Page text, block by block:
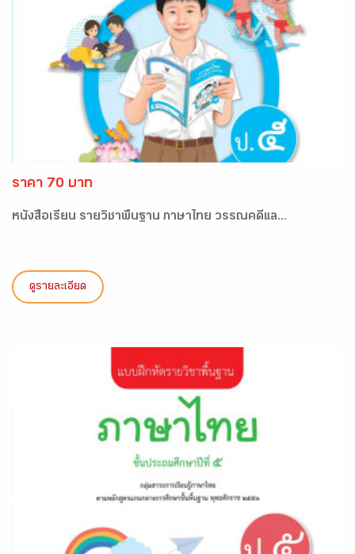
ราคา 70 บาท
หนังสือเรียน รายวิชาพื้นฐาน ภาษาไทย วรรณคดีแล...
ดูรายละเอียด